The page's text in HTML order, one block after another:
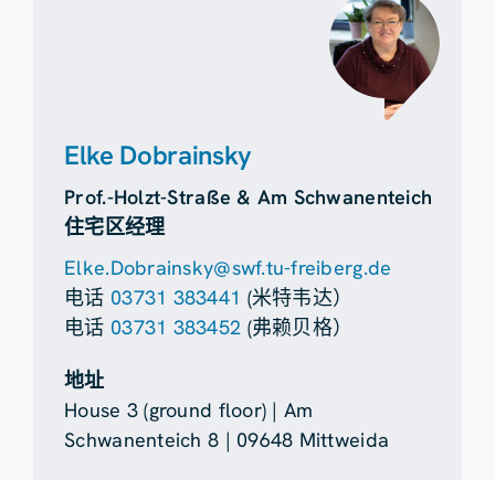
Elke Dobrainsky
Prof.-Holzt-Straße & Am Schwanenteich
住宅区经理
Elke.Dobrainsky@swf.tu-freiberg.de
电话 03731 383441 (米特韦达）
电话 03731 383452 (弗赖贝格）
地址
House 3 (ground floor) | Am
Schwanenteich 8 | 09648 Mittweida